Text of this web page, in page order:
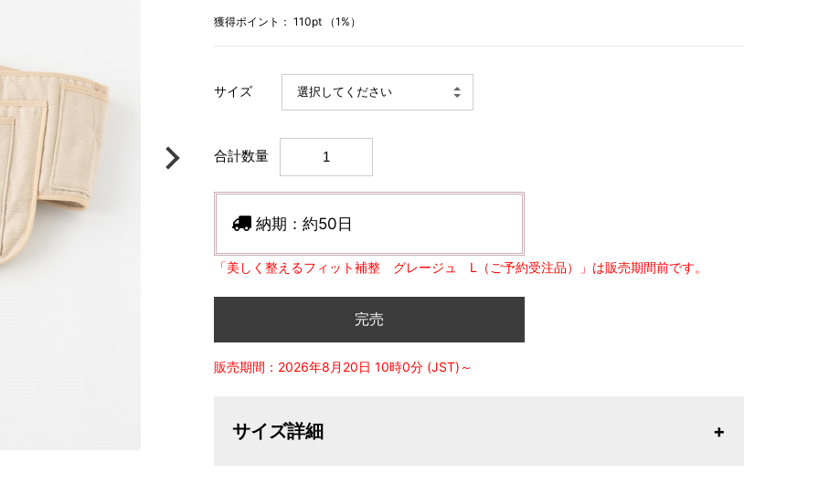
獲得ポイント： 110pt （1%）
サイズ
合計数量
納期： 約50日
「美しく整えるフィット補整 グレージュ L（ご予約受注品）」は販売期間前です。
完売
販売期間：2026年8月20日 10時0分 (JST)～
サイズ詳細